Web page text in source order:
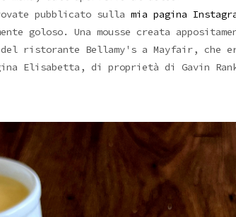
pubblicato sulla mia pagina
goloso. Una mousse creata
del ristorante Bellamy's a Mayfair,
Elisabetta, di proprietà di Gavin